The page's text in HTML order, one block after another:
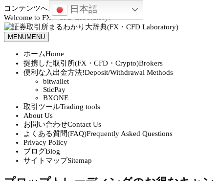
コンテンツへスキップ
Welcome to FX・CFD Laboratory!
MENUMENU
ホームHome
提携した取引所(FX・CFD・Crypto)Brokers
便利な入出金方法!Deposit/Withdrawal Methods
bitwallet
SticPay
BXONE
取引ツールTrading tools
About Us
お問い合わせContact Us
よくある質問(FAQ)Frequently Asked Questions
Privacy Policy
ブログBlog
サイトマップSitemap
日本語